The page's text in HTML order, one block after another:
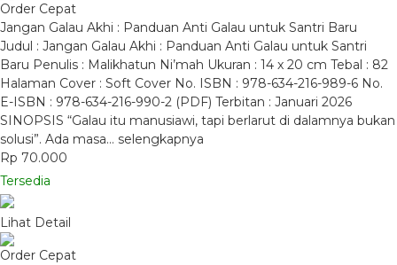
Order Cepat
Jangan Galau Akhi : Panduan Anti Galau untuk Santri Baru
Judul : Jangan Galau Akhi : Panduan Anti Galau untuk Santri
Baru Penulis : Malikhatun Ni’mah Ukuran : 14 x 20 cm Tebal : 82
Halaman Cover : Soft Cover No. ISBN : 978-634-216-989-6 No.
E-ISBN : 978-634-216-990-2 (PDF) Terbitan : Januari 2026
SINOPSIS “Galau itu manusiawi, tapi berlarut di dalamnya bukan
solusi”. Ada masa… selengkapnya
Rp 70.000
Tersedia
Lihat Detail
Order Cepat